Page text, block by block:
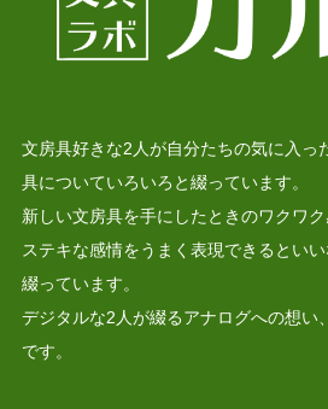
文房具好きな2人が自分たちの気に入っ
具についていろいろと綴っています。
新しい文房具を手にしたときのワクワ
ステキな感情をうまく表現できるとい
綴っています。
デジタルな2人が綴るアナログへの想い
です。